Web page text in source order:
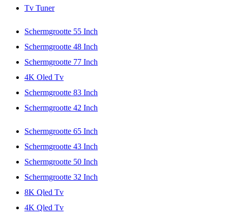
Tv Tuner
Schermgrootte 55 Inch
Schermgrootte 48 Inch
Schermgrootte 77 Inch
4K Oled Tv
Schermgrootte 83 Inch
Schermgrootte 42 Inch
Schermgrootte 65 Inch
Schermgrootte 43 Inch
Schermgrootte 50 Inch
Schermgrootte 32 Inch
8K Qled Tv
4K Qled Tv